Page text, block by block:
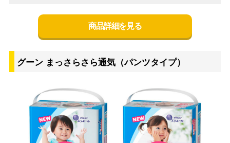
商品詳細を見る
グーン まっさらさら通気（パンツタイプ）